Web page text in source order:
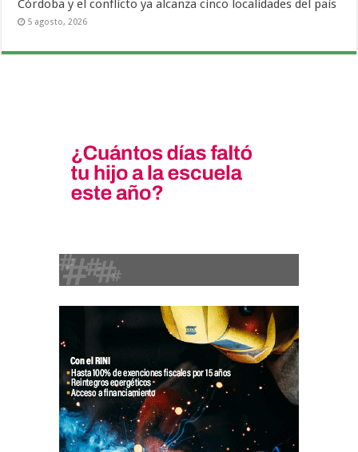
Córdoba y el conflicto ya alcanza cinco localidades del país
5 agosto, 2026